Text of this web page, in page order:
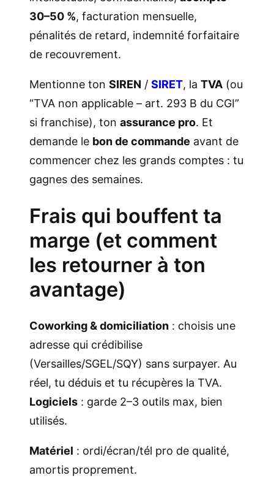
30–50 %, facturation mensuelle,
pénalités de retard, indemnité forfaitaire
de recouvrement.
Mentionne ton SIREN / SIRET, la TVA (ou
“TVA non applicable – art. 293 B du CGI”
si franchise), ton assurance pro. Et
demande le bon de commande avant de
commencer chez les grands comptes : tu
gagnes des semaines.
Frais qui bouffent ta
marge (et comment
les retourner à ton
avantage)
Coworking & domiciliation : choisis une
adresse qui crédibilise
(Versailles/SGEL/SQY) sans surpayer. Au
réel, tu déduis et tu récupères la TVA.
Logiciels : garde 2–3 outils max, bien
utilisés.
Matériel : ordi/écran/tél pro de qualité,
amortis proprement.